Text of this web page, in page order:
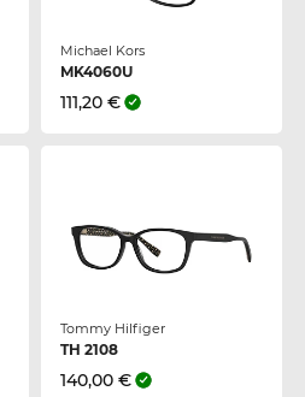
Michael Kors
MK4060U
111,20 €
Tommy Hilfiger
TH 2108
140,00 €